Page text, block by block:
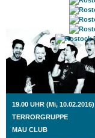
ROSTOCK TAGESTIPP
19.00 UHR (Mi, 10.02.2016)
TERRORGRUPPE
MAU CLUB